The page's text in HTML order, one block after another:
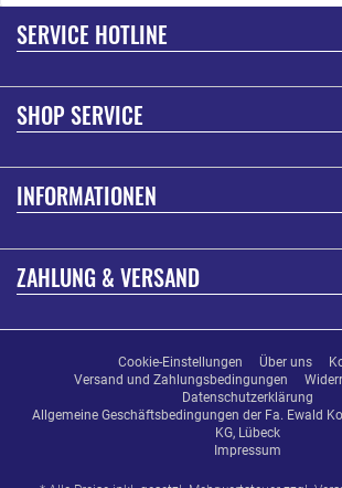
SERVICE HOTLINE
SHOP SERVICE
INFORMATIONEN
ZAHLUNG & VERSAND
Cookie-Einstellungen Über uns
Versand und Zahlungsbedingungen
Datenschutzerklärung
Allgemeine Geschäftsbedingungen der Fa. Ewald
KG, Lübeck
Impressum